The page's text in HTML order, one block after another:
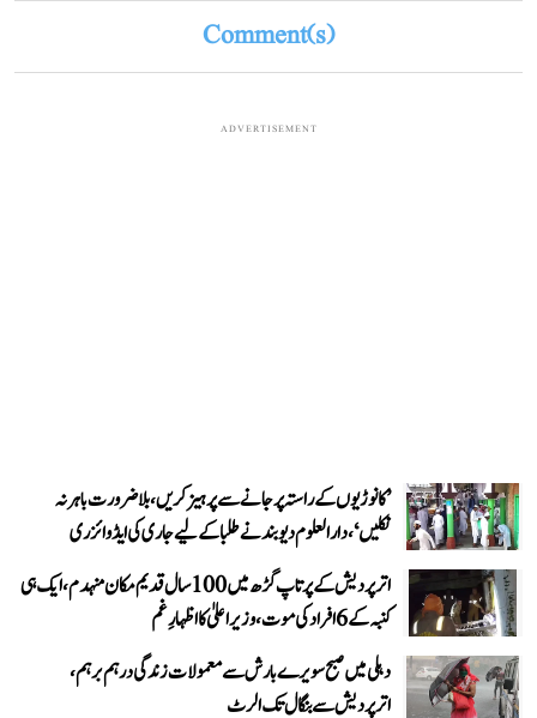
Comment(s)
ADVERTISEMENT
’کانوڑیوں کے راستہ پر جانے سے پرہیز کریں، بلاضرورت باہر نہ
نکلیں‘، دارالعلوم دیوبند نے طلبا کے لیے جاری کی ایڈوائزری
اتر پردیش کے پرتاپ گڑھ میں 100 سال قدیم مکان منہدم، ایک ہی
کنبہ کے 6 افراد کی موت، وزیر اعلیٰ کا اظہارِ غم
دہلی میں صبح سویرے بارش سے معمولات زندگی درہم برہم،
اترپردیش سے بنگال تک الرٹ